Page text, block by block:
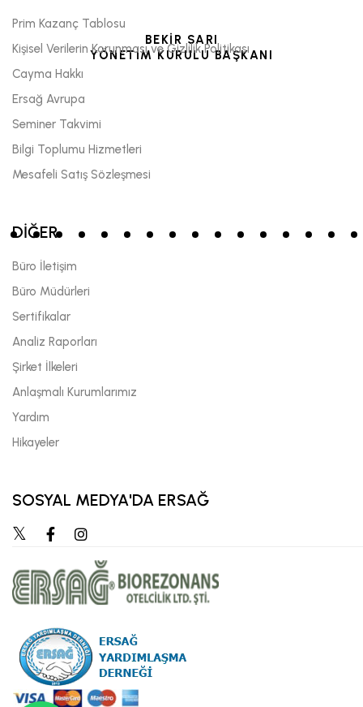
BEKİR SARI
YÖNETİM KURULU BAŞKANI
Prim Kazanç Tablosu
Kişisel Verilerin Korunması ve Gizlilik Politikası
Cayma Hakkı
Ersağ Avrupa
Seminer Takvimi
Bilgi Toplumu Hizmetleri
Mesafeli Satış Sözleşmesi
DİĞER
Büro İletişim
Büro Müdürleri
Sertifikalar
Analiz Raporları
Şirket İlkeleri
Anlaşmalı Kurumlarımız
Yardım
Hikayeler
SOSYAL MEDYA'DA ERSAĞ